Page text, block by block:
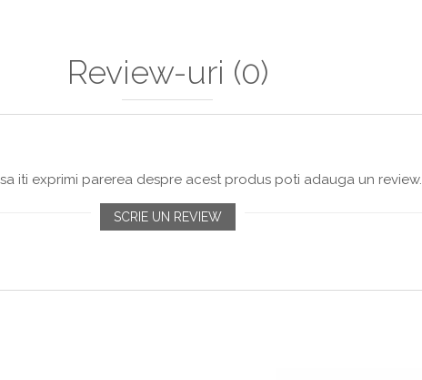
Review-uri (0)
iti exprimi parerea despre acest produs poti adauga un review.
SCRIE UN REVIEW